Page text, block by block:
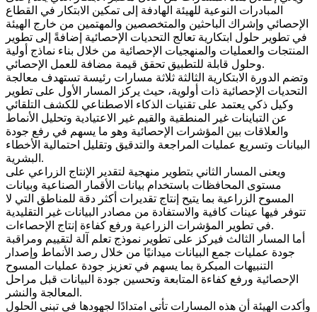
المبادرات النوعية للهيئة الهادفة إلى تمكين الابتكار في القطاع
الإحصائي وإشراك الباحثين والمتخصصين والمهتمين من خارج الهيئة
في تطوير حلول ابتكارية تعالج التحديات الإحصائية إضافةً إلى تطوير
المنتجات والعمليات والمنهجيات الإحصائية من خلال بناء نماذج أولية
وحلول قابلة للتطبيق تحقق قيمة مضافة للعمل الإحصائي.
وتضم الدورة الابتكارية الثالثة ثلاثة مسارات رئيسة تستهدف معالجة
التحديات الإحصائية ذات أولوية، حيث يركز المسار الأول على تطوير
وكيل ذكي يعتمد على تقنيات الذكاء الاصطناعي للكشف التلقائي
عن التباينات غير المنطقية والقيم غير الاعتيادية وتحليل الأنماط
والعلاقات بين المؤشرات الإحصائية وهو ما يسهم في رفع جودة
البيانات وتسريع عمليات المراجعة والتدقيق وتقليل احتمالية الأخطاء
البشرية.
ويعنى المسار الثاني بتطوير منهجية لتقدير الإنتاج الزراعي على
مستوى المحافظات باستخدام بيانات الأقمار الصناعية وبيانات
المسوح الزراعية بما يتيح إنتاج تقديرات أكثر دقة للمناطق التي لا
تتوفر فيها عينات كافية والاستفادة من مصادر البيانات غير التقليدية
في تطوير المؤشرات الزراعية ورفع كفاءة إنتاج الإحصاءات.
أما المسار الثالث فيركز على تطوير نموذج تعلم آلة لتقييم ومراقبة
جودة عمليات جمع البيانات ميدانيًا من خلال رصد الأنماط وإصدار
التنبيهات المبكرة بما يسهم في تعزيز جودة عمليات المسوح
الإحصائية ورفع كفاءة المتابعة وتحسين جودة البيانات قبل مراحل
المعالجة والنشر.
وأكدت الهيئة أن هذه المسارات تأتي امتدادًا لجهودها في تبني الحلول